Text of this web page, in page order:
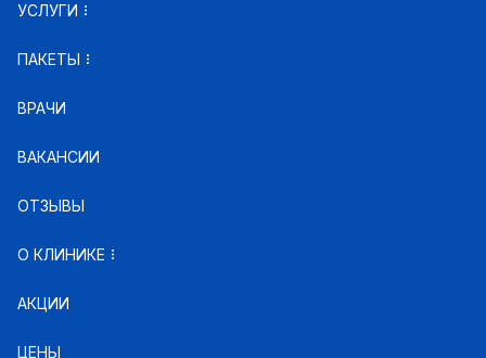
УСЛУГИ
ПАКЕТЫ
ВРАЧИ
ВАКАНСИИ
ОТЗЫВЫ
О КЛИНИКЕ
АКЦИИ
ЦЕНЫ